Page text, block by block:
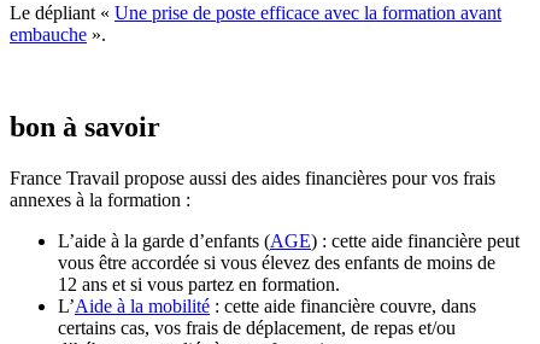
Le dépliant « Une prise de poste efficace avec la formation avant
embauche ».
bon à savoir
France Travail propose aussi des aides financières pour vos frais
annexes à la formation :
L’aide à la garde d’enfants (AGE) : cette aide financière peut
vous être accordée si vous élevez des enfants de moins de
12 ans et si vous partez en formation.
L’Aide à la mobilité : cette aide financière couvre, dans
certains cas, vos frais de déplacement, de repas et/ou